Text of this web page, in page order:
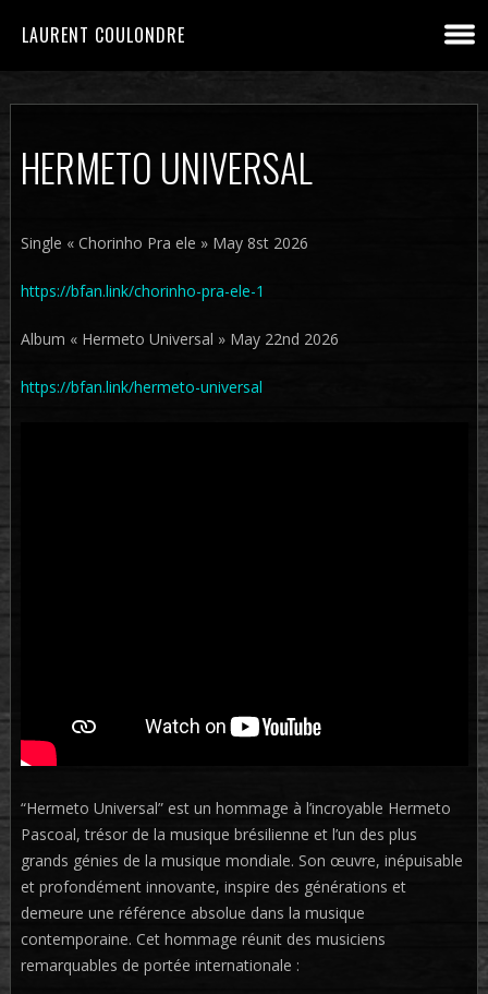
LAURENT COULONDRE
HERMETO UNIVERSAL
Single « Chorinho Pra ele » May 8st 2026
https://bfan.link/chorinho-pra-ele-1
Album « Hermeto Universal » May 22nd 2026
https://bfan.link/hermeto-universal
“Hermeto Universal” est un hommage à l’incroyable Hermeto
Pascoal, trésor de la musique brésilienne et l’un des plus
grands génies de la musique mondiale. Son œuvre, inépuisable
et profondément innovante, inspire des générations et
demeure une référence absolue dans la musique
contemporaine. Cet hommage réunit des musiciens
remarquables de portée internationale :